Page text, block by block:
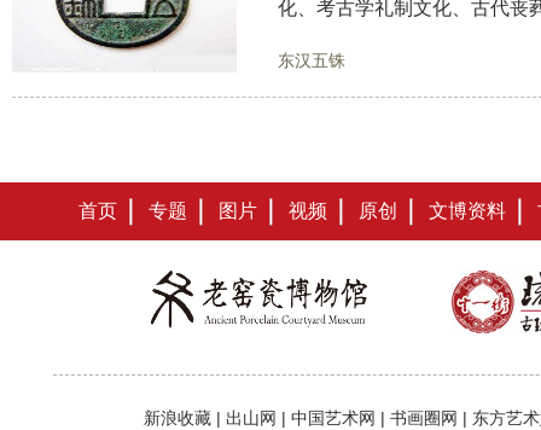
化、考古学礼制文化、古代
东汉五铢
首页 专题 图片 视频 原创 文博资料
新浪收藏 | 出山网 | 中国艺术网 | 书画圈网 | 东方艺